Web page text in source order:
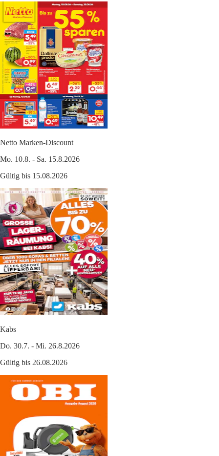
Netto Marken-Discount
Mo. 10.8. - Sa. 15.8.2026
Gültig bis 15.08.2026
Kabs
Do. 30.7. - Mi. 26.8.2026
Gültig bis 26.08.2026